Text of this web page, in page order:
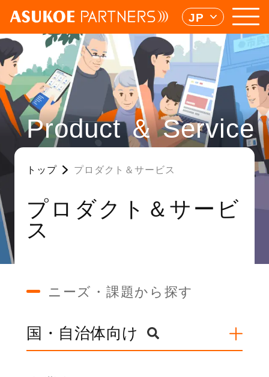
JP
トップ プロダクト＆サービス
Product ＆ Service
プロダクト＆サービ
ス
ニーズ・課題から探す
国・自治体向け